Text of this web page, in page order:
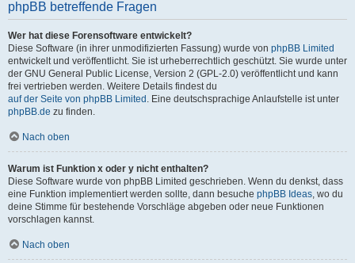
phpBB betreffende Fragen
Wer hat diese Forensoftware entwickelt?
Diese Software (in ihrer unmodifizierten Fassung) wurde von phpBB Limited
entwickelt und veröffentlicht. Sie ist urheberrechtlich geschützt. Sie wurde unter
der GNU General Public License, Version 2 (GPL-2.0) veröffentlicht und kann
frei vertrieben werden. Weitere Details findest du
auf der Seite von phpBB Limited . Eine deutschsprachige Anlaufstelle ist unter
phpBB.de zu finden.
Nach oben
Warum ist Funktion x oder y nicht enthalten?
Diese Software wurde von phpBB Limited geschrieben. Wenn du denkst, dass
eine Funktion implementiert werden sollte, dann besuche phpBB Ideas, wo du
deine Stimme für bestehende Vorschläge abgeben oder neue Funktionen
vorschlagen kannst.
Nach oben